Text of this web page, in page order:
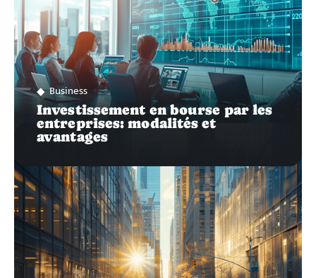
Business
Investissement en bourse par les
entreprises: modalités et
avantages